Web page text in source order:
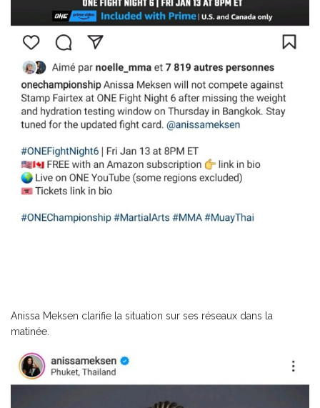
Anissa Meksen clarifie la situation sur ses réseaux dans la
matinée.